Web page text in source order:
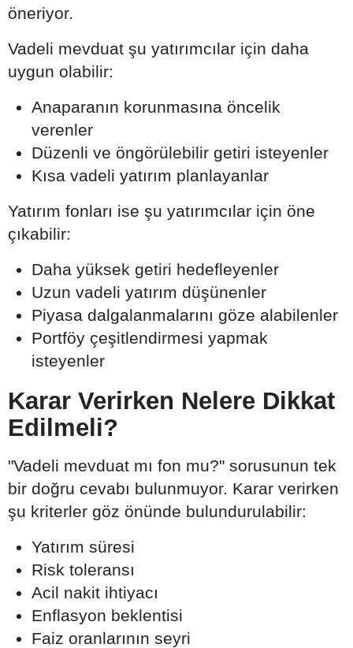
öneriyor.
Vadeli mevduat şu yatırımcılar için daha
uygun olabilir:
Anaparanın korunmasına öncelik
verenler
Düzenli ve öngörülebilir getiri isteyenler
Kısa vadeli yatırım planlayanlar
Yatırım fonları ise şu yatırımcılar için öne
çıkabilir:
Daha yüksek getiri hedefleyenler
Uzun vadeli yatırım düşünenler
Piyasa dalgalanmalarını göze alabilenler
Portföy çeşitlendirmesi yapmak
isteyenler
Karar Verirken Nelere Dikkat
Edilmeli?
"Vadeli mevduat mı fon mu?" sorusunun tek
bir doğru cevabı bulunmuyor. Karar verirken
şu kriterler göz önünde bulundurulabilir:
Yatırım süresi
Risk toleransı
Acil nakit ihtiyacı
Enflasyon beklentisi
Faiz oranlarının seyri